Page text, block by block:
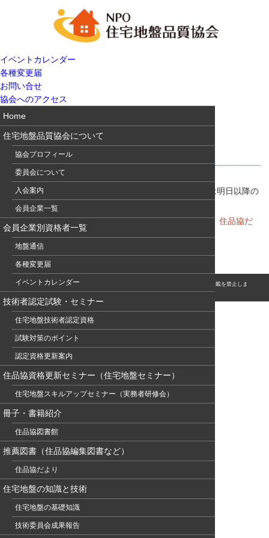
イベントカレンダー
各種変更届
お問い合せ
協会へのアクセス
Home
住宅地盤品質協会について
協会プロフィール
委員会について
入会案内
会員企業一覧
会員企業別資格者一覧
地盤通信
各種変更届
イベントカレンダー
技術者認定試験・セミナー
住宅地盤技術者認定資格
試験対策のポイント
認定資格更新案内
住品協資格更新セミナー（住宅地盤セミナー）
住宅地盤スキルアップセミナー（実務者研修会）
冊子・書籍紹介
住品協図書館
推薦図書（住品協編集図書など）
住品協だより
住宅地盤の知識と技術
住宅地盤の基礎知識
技術委員会成果報告
住品協だよりvol.20発行
住品協だよりvol.20を発行しました。協会員の皆様へは明日以降の
発送予定です。
一刻も早くご覧になりたい方は、電子版をご覧下さい。 住品協だ
より電子版＆バックナンバー
© このホームページの著作権は、NPO 住宅地盤品質協会に属します。無断転用・転載を禁止しま
す。